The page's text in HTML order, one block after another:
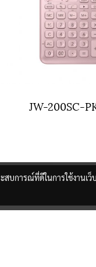
JW-200SC-
บการณ์ที่ดีในการใช้งานเ